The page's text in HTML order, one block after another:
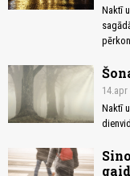
Naktī
14.apr
Naktī